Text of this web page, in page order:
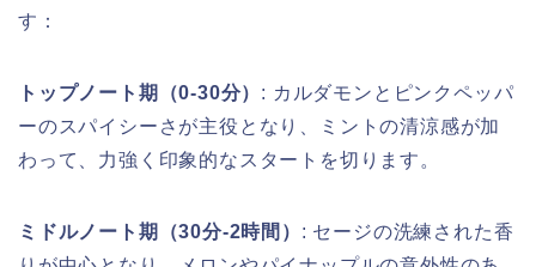
す：
トップノート期（0-30分） : カルダモンとピンクペッパ
ーのスパイシーさが主役となり、ミントの清涼感が加
わって、力強く印象的なスタートを切ります。
ミドルノート期（30分-2時間） : セージの洗練された香